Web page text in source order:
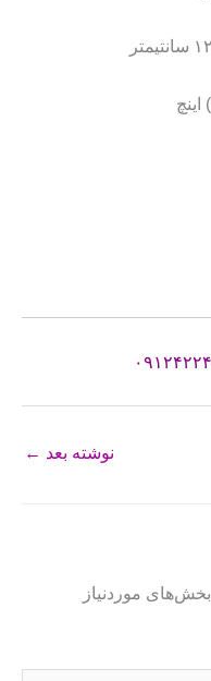
نوشته بعد ←
بخش‌های موردنیاز